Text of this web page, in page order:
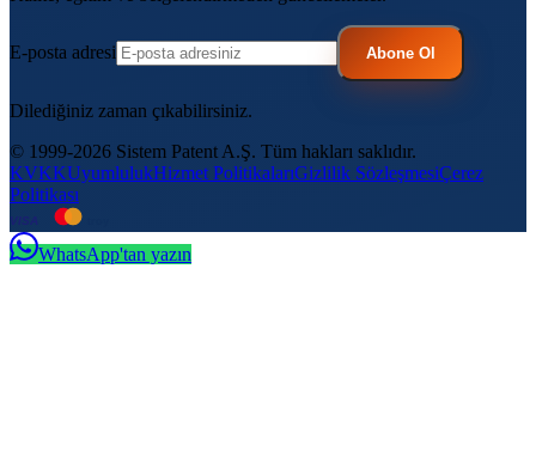
E-posta adresi Abone Ol
Dilediğiniz zaman çıkabilirsiniz.
© 1999-2026 Sistem Patent A.Ş. Tüm hakları saklıdır.
KVKKUyumlulukHizmet PolitikalarıGizlilik SözleşmesiÇerez
Politikası
WhatsApp'tan yazın